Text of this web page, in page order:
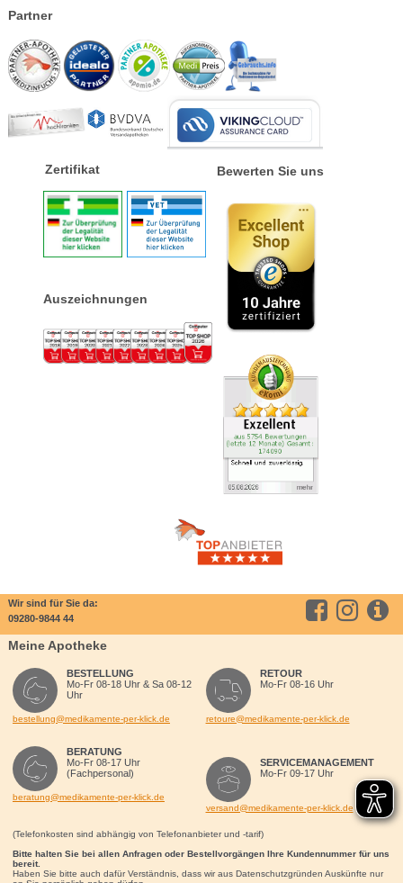
Partner
Zertifikat
Auszeichnungen
Bewerten Sie uns
Wir sind für Sie da:
09280-9844 44
Meine Apotheke
BESTELLUNG
Mo-Fr 08-18 Uhr & Sa 08-12
Uhr
bestellung@medikamente-per-klick.de
BERATUNG
Mo-Fr 08-17 Uhr
(Fachpersonal)
beratung@medikamente-per-klick.de
RETOUR
Mo-Fr 08-16 Uhr
retoure@medikamente-per-klick.de
SERVICEMANAGEMENT
Mo-Fr 09-17 Uhr
versand@medikamente-per-klick.de
(Telefonkosten sind abhängig von Telefonanbieter und -tarif)
Bitte halten Sie bei allen Anfragen oder Bestellvorgängen Ihre Kundennummer für uns
bereit.
Haben Sie bitte auch dafür Verständnis, dass wir aus Datenschutzgründen Auskünfte nur